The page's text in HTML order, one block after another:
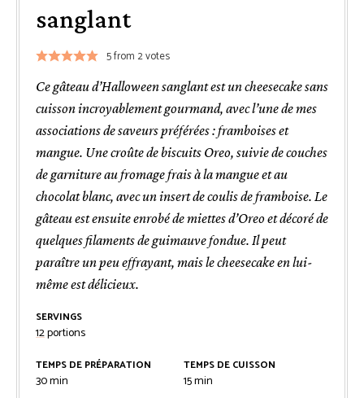
sanglant
5from 2votes
Ce gâteau d’Halloween sanglant est un cheesecake sans
cuisson incroyablement gourmand, avec l’une de mes
associations de saveurs préférées : framboises et
mangue. Une croûte de biscuits Oreo, suivie de couches
de garniture au fromage frais à la mangue et au
chocolat blanc, avec un insert de coulis de framboise. Le
gâteau est ensuite enrobé de miettes d’Oreo et décoré de
quelques filaments de guimauve fondue. Il peut
paraître un peu effrayant, mais le cheesecake en lui-
même est délicieux.
SERVINGS
12portions
TEMPS DE PRÉPARATION
30minutes
min
TEMPS DE CUISSON
15minutes
min